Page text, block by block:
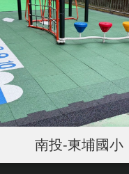
南投-東埔國小